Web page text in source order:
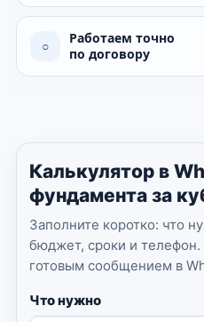
○
Работаем точно
по договору
Калькулятор в
фундамента за
Заполните коротко: что
бюджет, сроки и
готовым сообщением в
Что нужно